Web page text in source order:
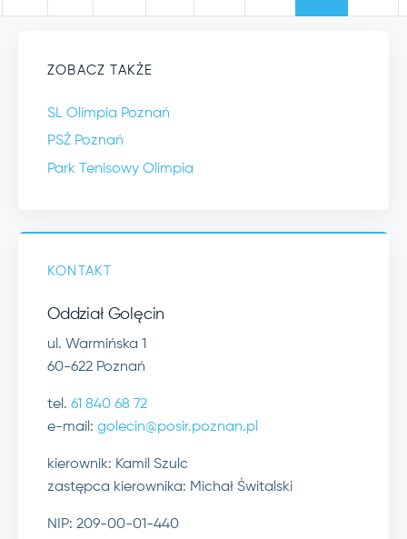
ZOBACZ TAKŻE
SL Olimpia Poznań
PSŻ Poznań
Park Tenisowy Olimpia
KONTAKT
Oddział Golęcin
ul. Warmińska 1
60-622 Poznań
tel. 61 840 68 72
e-mail: golecin@posir.poznan.pl
kierownik: Kamil Szulc
zastępca kierownika: Michał Świtalski
NIP: 209-00-01-440